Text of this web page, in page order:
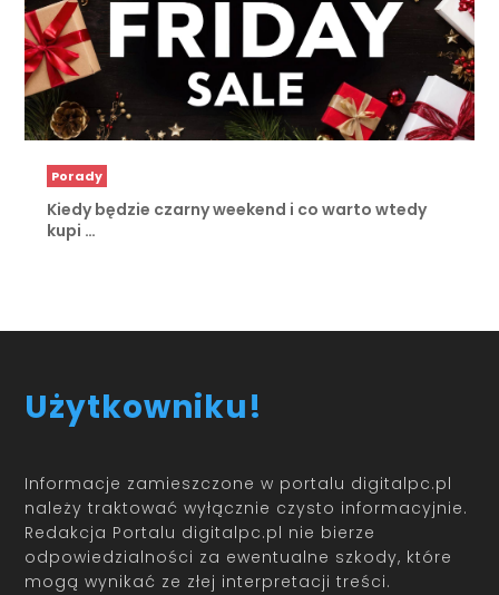
Porady
Kiedy będzie czarny weekend i co warto wtedy
kupi …
Użytkowniku!
Informacje zamieszczone w portalu digitalpc.pl
należy traktować wyłącznie czysto informacyjnie.
Redakcja Portalu digitalpc.pl nie bierze
odpowiedzialności za ewentualne szkody, które
mogą wynikać ze złej interpretacji treści.